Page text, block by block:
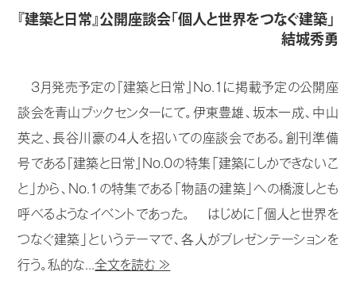
『建築と日常』公開座談会「個人と世界をつなぐ建築」
結城秀勇
3月発売予定の『建築と日常』No.1に掲載予定の公開座
談会を青山ブックセンターにて。伊東豊雄、坂本一成、中山
英之、長谷川豪の4人を招いての座談会である。創刊準備
号である『建築と日常』No.0の特集「建築にしかできないこ
と」から、No.1の特集である「物語の建築」への橋渡しとも
呼べるようなイベントであった。 はじめに「個人と世界を
つなぐ建築」というテーマで、各人がプレゼンテーションを
行う。私的な...全文を読む ≫